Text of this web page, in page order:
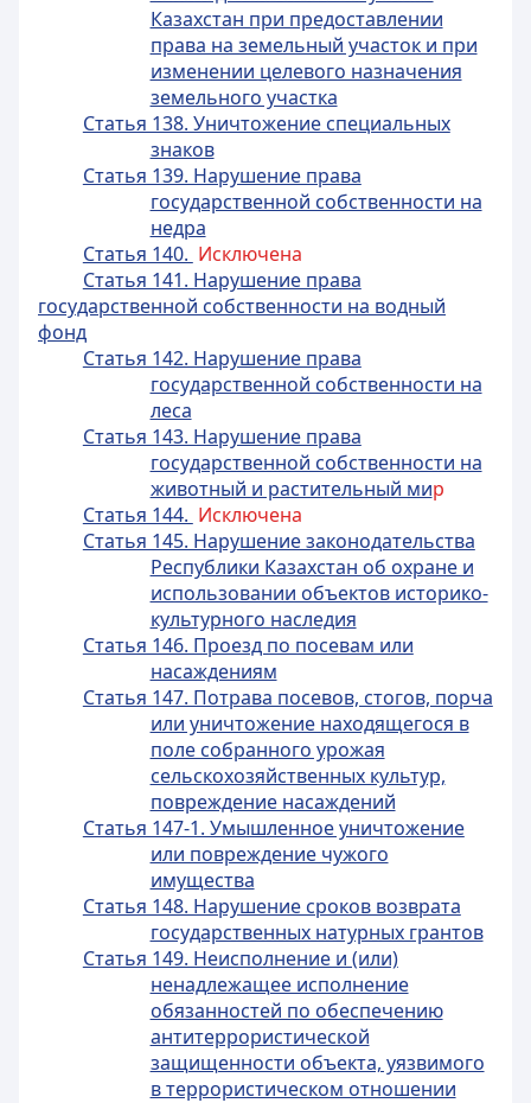
Казахстан при предоставлении
права на земельный участок и при
изменении целевого назначения
земельного участка
Статья 138. Уничтожение специальных
знаков
Статья 139. Нарушение права
государственной собственности на
недра
Статья 140. Исключена
Статья 141. Нарушение права
государственной собственности на водный
фонд
Статья 142. Нарушение права
государственной собственности на
леса
Статья 143. Нарушение права
государственной собственности на
животный и растительный мир
Статья 144. Исключена
Статья 145. Нарушение законодательства
Республики Казахстан об охране и
использовании объектов историко-
культурного наследия
Статья 146. Проезд по посевам или
насаждениям
Статья 147. Потрава посевов, стогов, порча
или уничтожение находящегося в
поле собранного урожая
сельскохозяйственных культур,
повреждение насаждений
Статья 147-1. Умышленное уничтожение
или повреждение чужого
имущества
Статья 148. Нарушение сроков возврата
государственных натурных грантов
Статья 149. Неисполнение и (или)
ненадлежащее исполнение
обязанностей по обеспечению
антитеррористической
защищенности объекта, уязвимого
в террористическом отношении